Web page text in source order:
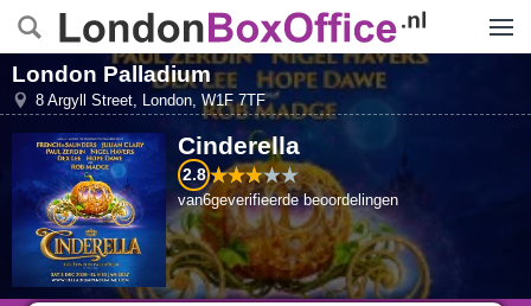
London Palladium
8 Argyll Street, London, W1F 7TF
Cinderella
2.8
van6geverifieerde beoordelingen